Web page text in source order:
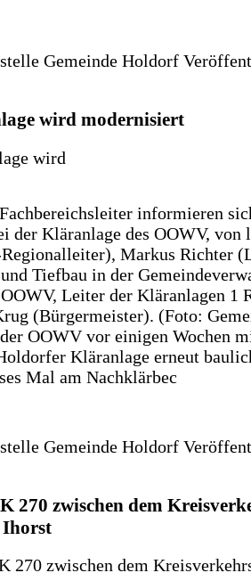
Gemeinde Holdorf
wird modernisiert
informieren
der Kläranlage des OOWV, von
Markus Richter
Tiefbau in der
Leiter der Kläranlagen 1
(Bürgermeister). (Foto:
OOWV vor einigen Wochen
Kläranlage erneut
Mal am Nachklärbec
Gemeinde Holdorf
270 zwischen dem
Ihorst